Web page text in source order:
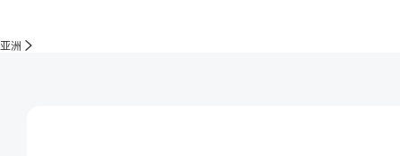
亚洲